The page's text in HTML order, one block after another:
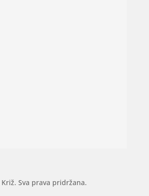
Sva prava pridržana.